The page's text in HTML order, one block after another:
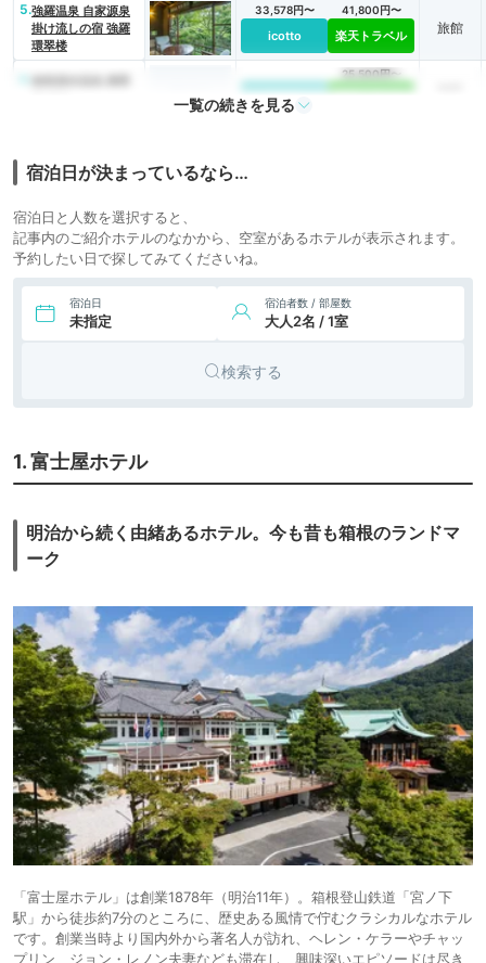
5.強羅温泉 自家源泉
掛け流しの宿 強羅
環翠楼
33,578円〜
icotto
41,800円〜
楽天トラベル 旅館
icotto
25,500円〜
8. 箱根芦之湯 松坂屋
本店
9.福住楼 icotto 楽天トラベル 旅館
一覧の続きを見る
宿泊日が決まっているなら…
宿泊日と人数を選択すると、
記事内のご紹介ホテルのなかから、空室があるホテルが表示されます。
予約したい日で探してみてくださいね。
宿泊日
未指定
宿泊者数 / 部屋数
大人2名 / 1室
検索する
1. 富士屋ホテル
明治から続く由緒あるホテル。今も昔も箱根のランドマ
ーク
「富士屋ホテル」は創業1878年（明治11年）。箱根登山鉄道「宮ノ下
駅」から徒歩約7分のところに、歴史ある風情で佇むクラシカルなホテル
です。創業当時より国内外から著名人が訪れ、ヘレン・ケラーやチャッ
プリン、ジョン・レノン夫妻なども滞在し、興味深いエピソードは尽き